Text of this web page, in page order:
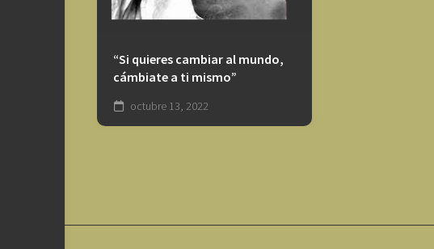
“Si quieres cambiar al mundo,
cámbiate a ti mismo”
octubre 13, 2022